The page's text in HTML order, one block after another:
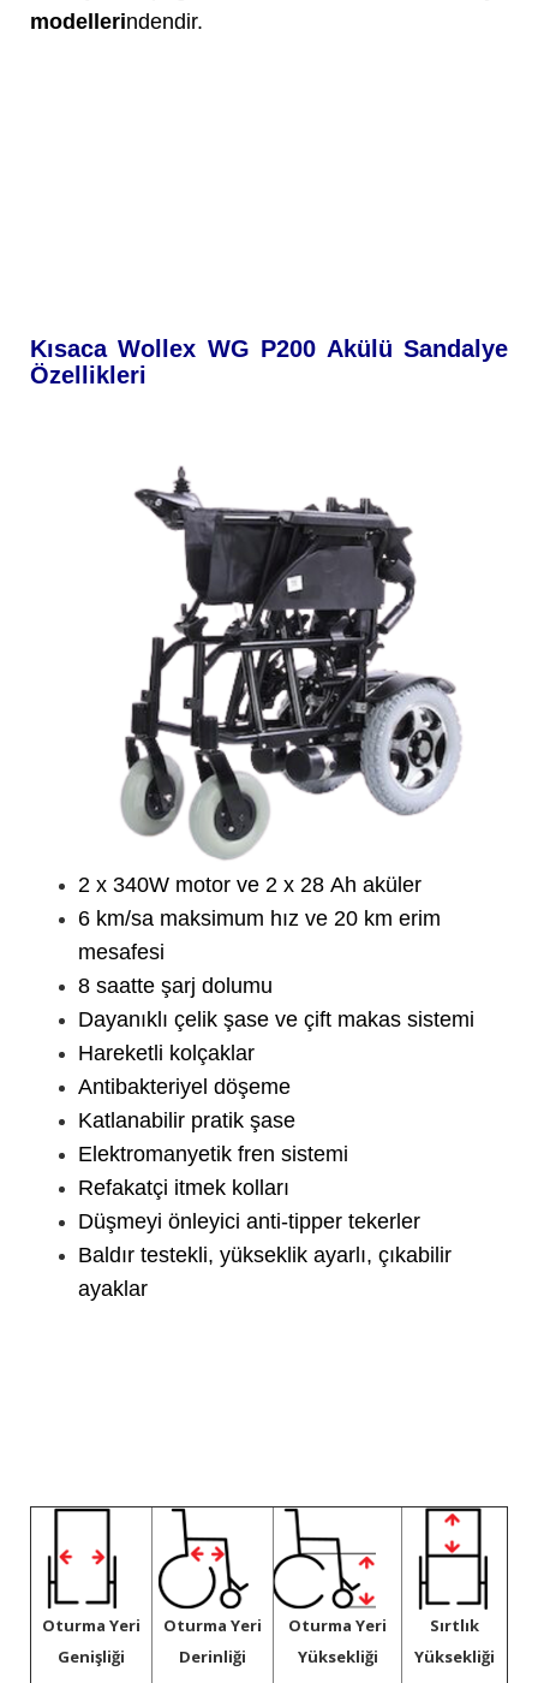
modellerindendir.
Kısaca Wollex WG P200 Akülü Sandalye
Özellikleri
2 x 340W motor ve 2 x 28 Ah aküler
6 km/sa maksimum hız ve 20 km erim
mesafesi
8 saatte şarj dolumu
Dayanıklı çelik şase ve çift makas sistemi
Hareketli kolçaklar
Antibakteriyel döşeme
Katlanabilir pratik şase
Elektromanyetik fren sistemi
Refakatçi itmek kolları
Düşmeyi önleyici anti-tipper tekerler
Baldır testekli, yükseklik ayarlı, çıkabilir
ayaklar
Oturma Yeri
Genişliği
Oturma Yeri
Derinliği
Oturma Yeri
Yüksekliği
Sırtlık
Yüksekliği